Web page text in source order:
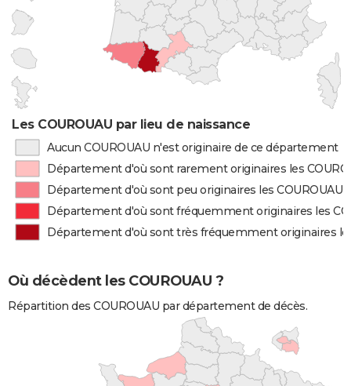
Les COUROUAU par lieu de naissance
Aucun COUROUAU n'est originaire de ce département
Département d'où sont rarement originaires les
Département d'où sont peu originaires les COUROUAU
Département d'où sont fréquemment originaires les
Département d'où sont très fréquemment originaires
Où décèdent les COUROUAU ?
Répartition des COUROUAU par département de décès.